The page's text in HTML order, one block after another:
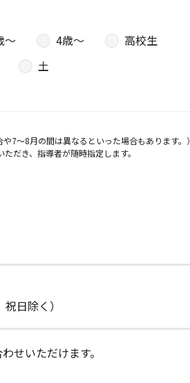
〜 4歳〜
高校生
土
7～8月の間は異なるといった場合もあります。）
だき、指導者が随時指定します。
日除く）
せいただけます。